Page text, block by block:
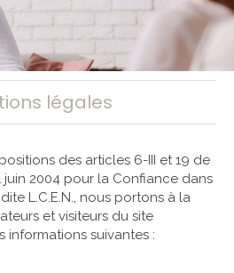
légales
des articles 6-III et 19 de
juin 2004 pour la Confiance dans
L.C.E.N., nous portons à la
et visiteurs du site
informations suivantes :